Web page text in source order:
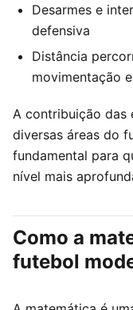
Desarmes e
defensiva
Distância
movimentação
A contribuição das
diversas áreas do
fundamental para
nível mais
Como a
futebol